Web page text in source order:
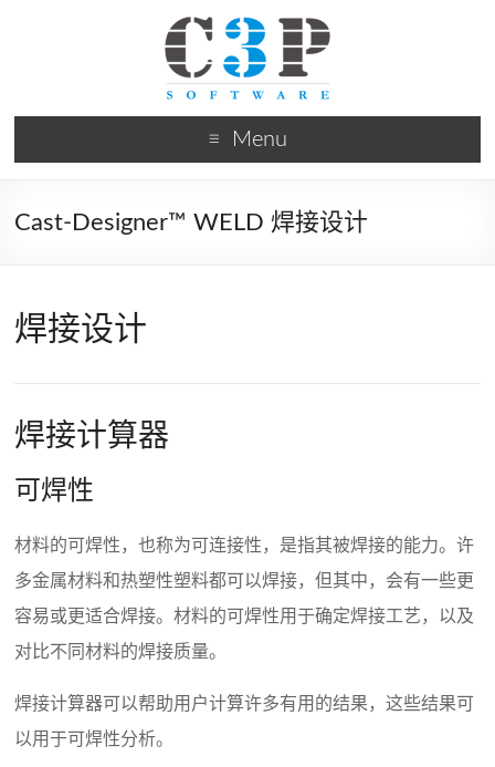
Menu
Cast-Designer™ WELD 焊接设计
焊接设计
焊接计算器
可焊性
材料的可焊性，也称为可连接性，是指其被焊接的能力。许
多金属材料和热塑性塑料都可以焊接，但其中，会有一些更
容易或更适合焊接。材料的可焊性用于确定焊接工艺，以及
对比不同材料的焊接质量。
焊接计算器可以帮助用户计算许多有用的结果，这些结果可
以用于可焊性分析。